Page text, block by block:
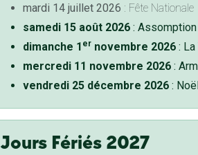
mardi 14 juillet 2026 : Fête Nationale
samedi 15 août 2026: Assomption
dimanche 1 ernovembre 2026: La
mercredi 11 novembre 2026:
vendredi 25 décembre 2026:
Jours Fériés 2027